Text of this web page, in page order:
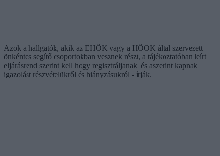
Azok a hallgatók, akik az EHÖK vagy a HÖOK által szervezett
önkéntes segítő csoportokban vesznek részt, a tájékoztatóban leírt
eljárásrend szerint kell hogy regisztráljanak, és aszerint kapnak
igazolást részvételükről és hiányzásukról - írják.